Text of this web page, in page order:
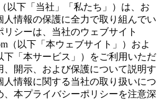
（以下「当社」「私たち」）は、お
情報の保護に全力で取り組んでい
リシーは、当社のウェブサイト
（以下「本ウェブサイト」）およ
下「本サービス」）をご利用いただ
、開示、および保護について説明す
人情報に関する当社の取り扱いにつ
、本プライバシーポリシーを注意深